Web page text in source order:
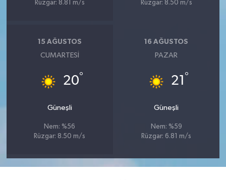
Rüzgar: 8.81 m/s Rüzgar: 8.50 m/s
15 AĞUSTOS
CUMARTESI
20°
Güneşli
Nem: %56
Rüzgar: 8.50 m/s
16 AĞUSTOS
PAZAR
21 °
Güneşli
Nem: %59
Rüzgar: 6.81 m/s